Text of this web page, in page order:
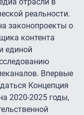
отрасли в
реальности.
законопроекты о
контента
единой
Впервые
Концепция
2020-2025 годы,